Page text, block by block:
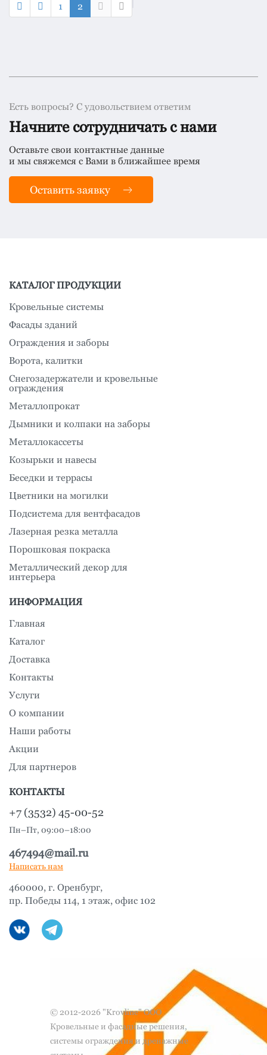
1 2
Есть вопросы? С удовольствием ответим
Начните сотрудничать с нами
Оставьте свои контактные данные
и мы свяжемся с Вами в ближайшее время
Оставить заявку
© 2012-2026 "Krovline" ООО
Кровельные и фасадные решения,
системы ограждения и дренажные
КАТАЛОГ ПРОДУКЦИИ
Кровельные системы
Фасады зданий
Ограждения и заборы
Ворота, калитки
Снегозадержатели и кровельные
ограждения
Металлопрокат
Дымники и колпаки на заборы
Металлокассеты
Козырьки и навесы
Беседки и террасы
Цветники на могилки
Подсистема для вентфасадов
Лазерная резка металла
Порошковая покраска
Металлический декор для
интерьера
ИНФОРМАЦИЯ
Главная
Каталог
Доставка
Контакты
Услуги
О компании
Наши работы
Акции
Для партнеров
КОНТАКТЫ
+7 (3532) 45-00-52
Пн–Пт, 09:00–18:00
467494@mail.ru
Написать нам
460000, г. Оренбург,
пр. Победы 114, 1 этаж, офис 102